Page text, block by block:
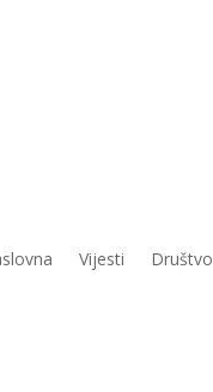
Vijesti Društvo